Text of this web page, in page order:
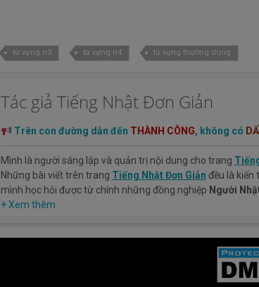
từ vựng n3 từ vựng n4 từ vựng thường dùng
Tác giả Tiếng Nhật Đơn Giản
Trên con đường dẫn đến THÀNH CÔNG, không có
Mình là người sáng lập và quản trị nội dung cho trang
Những bài viết trên trang Tiếng Nhật Đơn Giản đều là kiến
mình học hỏi được từ chính những đồng nghiệp Người
Hy vọng rằng kinh nghiệm mà mình có được sẽ giúp các
+ Xem thêm